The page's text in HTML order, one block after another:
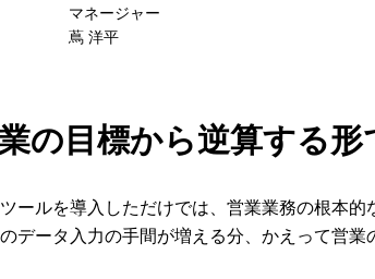
マネージャー
蔦 洋平
の目標から逆算する
ールを導入しただけでは、営業業務の根本
データ入力の手間が増える分、かえって営